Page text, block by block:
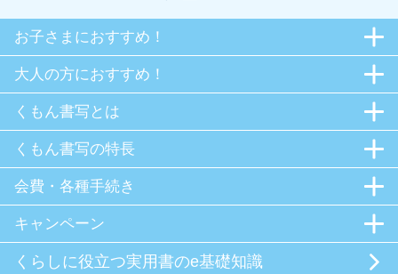
お子さまにおすすめ！
大人の方におすすめ！
くもん書写とは
くもん書写の特長
会費・各種手続き
キャンペーン
くらしに役立つ実用書のe基礎知識